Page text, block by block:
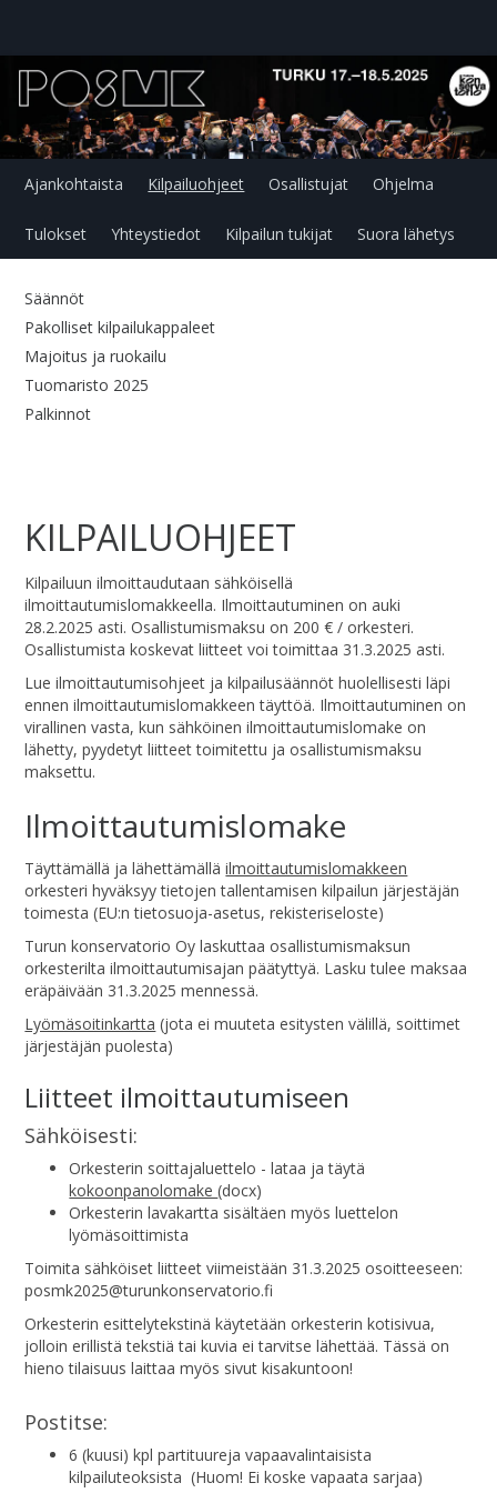
Ajankohtaista Kilpailuohjeet Osallistujat Ohjelma
Tulokset Yhteystiedot Kilpailun tukijat Suora lähetys
Säännöt
Pakolliset kilpailukappaleet
Majoitus ja ruokailu
Tuomaristo 2025
Palkinnot
KILPAILUOHJEET
Kilpailuun ilmoittaudutaan sähköisellä
ilmoittautumislomakkeella. Ilmoittautuminen on auki
28.2.2025 asti. Osallistumismaksu on 200 € / orkesteri.
Osallistumista koskevat liitteet voi toimittaa 31.3.2025 asti.
Lue ilmoittautumisohjeet ja kilpailusäännöt huolellisesti läpi
ennen ilmoittautumislomakkeen täyttöä. Ilmoittautuminen on
virallinen vasta, kun sähköinen ilmoittautumislomake on
lähetty, pyydetyt liitteet toimitettu ja osallistumismaksu
maksettu.
Ilmoittautumislomake
Täyttämällä ja lähettämälläilmoittautumislomakkeen
orkesteri hyväksyy tietojen tallentamisen kilpailun järjestäjän
toimesta (EU:n tietosuoja-asetus, rekisteriseloste)
Turun konservatorio Oy laskuttaa osallistumismaksun
orkesterilta ilmoittautumisajan päätyttyä. Lasku tulee maksaa
eräpäivään 31.3.2025 mennessä.
Lyömäsoitinkartta (jota ei muuteta esitysten välillä, soittimet
järjestäjän puolesta)
Liitteet ilmoittautumiseen
Sähköisesti:
Orkesterin soittajaluettelo - lataa ja täytä
kokoonpanolomake(docx)
Orkesterin lavakartta sisältäen myös luettelon
lyömäsoittimista
Toimita sähköiset liitteet viimeistään 31.3.2025 osoitteeseen:
posmk2025@turunkonservatorio.fi
Orkesterin esittelytekstinä käytetään orkesterin kotisivua,
jolloin erillistä tekstiä tai kuvia ei tarvitse lähettää. Tässä on
hieno tilaisuus laittaa myös sivut kisakuntoon!
Postitse:
6 (kuusi) kpl partituureja vapaavalintaisista
kilpailuteoksista (Huom! Ei koske vapaata sarjaa)